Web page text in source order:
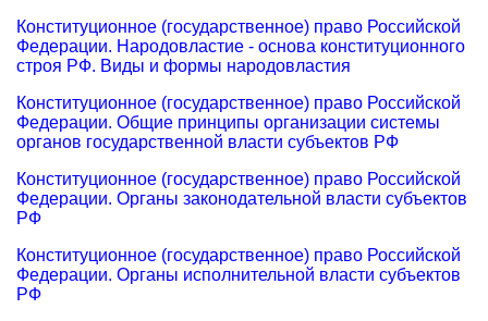
Конституционное (государственное) право Российской
Федерации. Народовластие - основа конституционного
строя РФ. Виды и формы народовластия
Конституционное (государственное) право Российской
Федерации. Общие принципы организации системы
органов государственной власти субъектов РФ
Конституционное (государственное) право Российской
Федерации. Органы законодательной власти субъектов
РФ
Конституционное (государственное) право Российской
Федерации. Органы исполнительной власти субъектов
РФ